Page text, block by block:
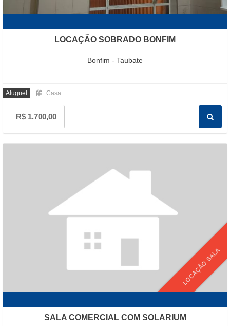
LOCAÇÃO SOBRADO BONFIM
Bonfim - Taubate
Aluguel Casa
R$ 1.700,00
LOCAÇÃO SALA
SALA COMERCIAL COM SOLARIUM